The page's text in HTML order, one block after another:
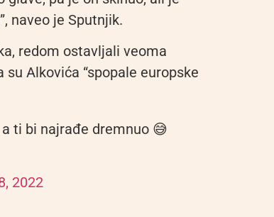
naveo je Sputnjik.
redom ostavljali veoma
Alkovića “spopale europske
ti bi najrađe dremnuo 😅
2022